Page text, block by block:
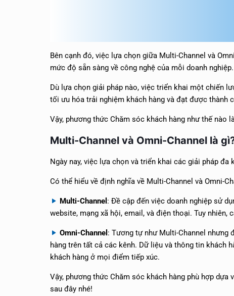
Bên cạnh đó, việc lựa chọn giữa Multi-Channel và
mức độ sẵn sàng về công nghệ của mỗi doanh nghiệp.
Dù lựa chọn giải pháp nào, việc triển khai một chiến
tối ưu hóa trải nghiệm khách hàng và đạt được thành
Vậy, phương thức Chăm sóc khách hàng như thế nào
Multi-Channel và Omni-Channel là
Ngày nay, việc lựa chọn và triển khai các giải pháp
Có thể hiểu về định nghĩa về Multi-Channel và Omni-
Multi-Channel : Đề cập đến việc doanh nghiệp sử
website, mạng xã hội, email, và điện thoại. Tuy
Omni-Channel : Tương tự như Multi-Channel nhưng
hàng trên tất cả các kênh. Dữ liệu và thông tin khách
khách hàng ở mọi điểm tiếp xúc.
Vậy, phương thức Chăm sóc khách hàng phù hợp
sau đây nhé!